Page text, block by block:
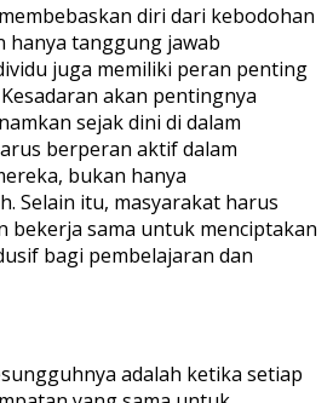
diri dari kebodohan
hanya tanggung jawab
juga memiliki peran penting
akan pentingnya
sejak dini di dalam
berperan aktif dalam
bukan hanya
Selain itu, masyarakat harus
bekerja sama untuk menciptakan
bagi pembelajaran dan
adalah ketika setiap